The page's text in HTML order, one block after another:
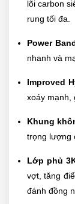
lõi carbon
rung tối đa.
Power
nhanh và
Improved
xoáy mạnh,
Khung
trọng lượng
Lớp phủ
vợt, tăng
đánh đồng